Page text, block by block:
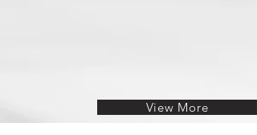
View More